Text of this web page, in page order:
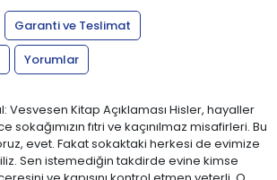
Garanti ve Teslimat
Yorumlar
Vesvesen Kitap Açıklaması Hisler, hayaller
sokağımızın fıtri ve kaçınılmaz misafirleri. Bu
evet. Fakat sokaktaki herkesi de evimize
Sen istemediğin takdirde evine kimse